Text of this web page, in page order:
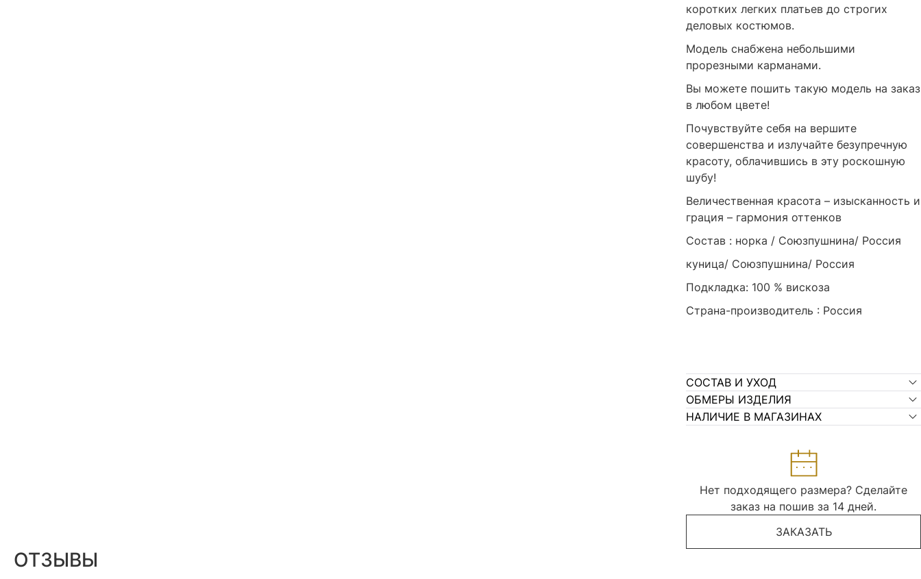
коротких легких платьев до строгих
деловых костюмов.
Модель снабжена небольшими
прорезными карманами.
Вы можете пошить такую модель на заказ
в любом цвете!
Почувствуйте себя на вершите
совершенства и излучайте безупречную
красоту, облачившись в эту роскошную
шубу!
Величественная красота – изысканность и
грация – гармония оттенков
Состав : норка / Союзпушнина/ Россия
куница/ Союзпушнина/ Россия
Подкладка: 100 % вискоза
Страна-производитель : Россия
СОСТАВ И УХОД
ОБМЕРЫ ИЗДЕЛИЯ
НАЛИЧИЕ В МАГАЗИНАХ
Нет подходящего размера? Сделайте
заказ на пошив за 14 дней.
ЗАКАЗАТЬ
ОТЗЫВЫ